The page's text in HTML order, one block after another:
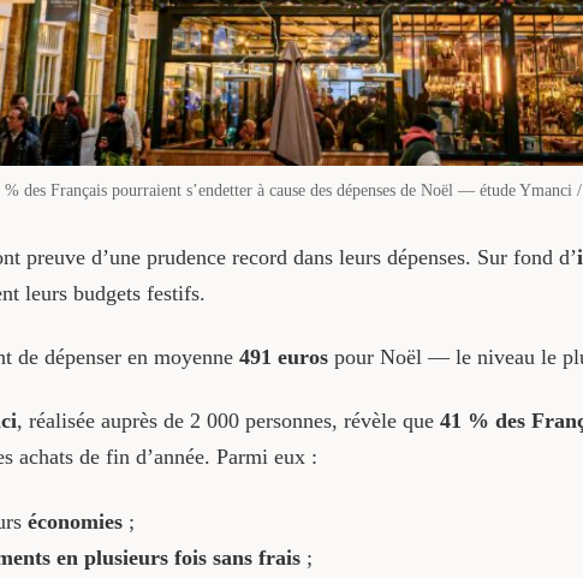
% des Français pourraient s’endetter à cause des dépenses de Noël — étude Ymanci
preuve d’une prudence record dans leurs dépenses. Sur fond d’
leurs budgets festifs.
de dépenser en moyenne 491 eurospour Noël — le niveau le
, réalisée auprès de 2 000 personnes, révèle que 41 % des
achats de fin d’année. Parmi eux :
économies;
en plusieurs fois sans frais;